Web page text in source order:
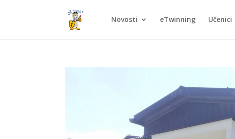
Novosti eTwinning Učenici